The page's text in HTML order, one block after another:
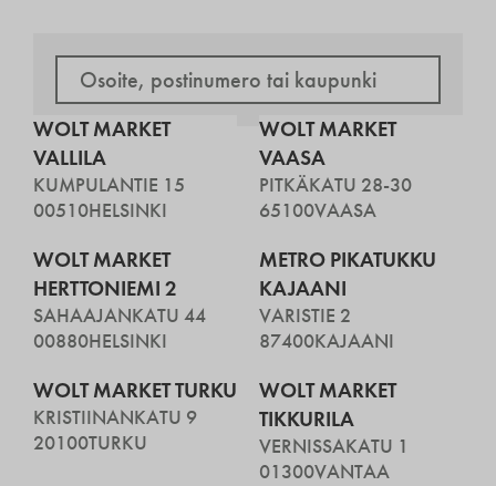
WOLT MARKET
VALLILA
KUMPULANTIE 15
00510HELSINKI
WOLT MARKET
VAASA
PITKÄKATU 28-30
65100VAASA
WOLT MARKET
HERTTONIEMI 2
SAHAAJANKATU 44
00880HELSINKI
METRO PIKATUKKU
KAJAANI
VARISTIE 2
87400KAJAANI
WOLT MARKET TURKU
KRISTIINANKATU 9
20100TURKU
WOLT MARKET
TIKKURILA
VERNISSAKATU 1
01300VANTAA